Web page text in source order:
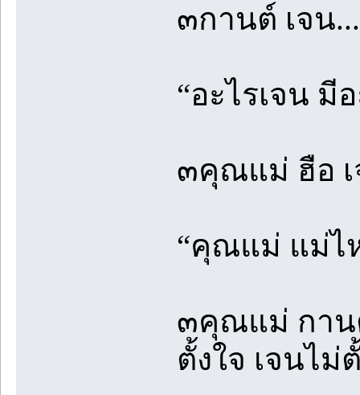
๓กานต์ เจน
“อะไรเจน มี
๓คุณแม่ ฮือ เ
“คุณแม่ แม่ไ
๓คุณแม่ กาน
ตั้งใจ เจนไม่